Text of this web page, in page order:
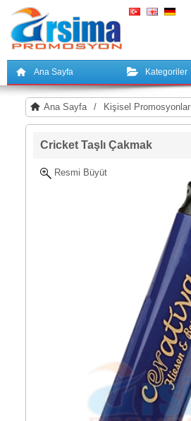
Ana Sayfa Kategoriler
Ana Sayfa / Kişisel Promosyonlar
Cricket Taşlı Çakmak
Resmi Büyüt